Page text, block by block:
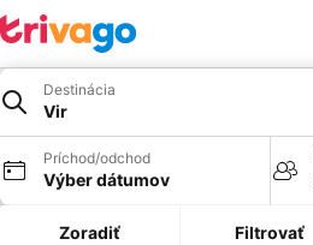
Destinácia
Vir
Príchod/odchod
Výber dátumov
Zoradiť Filtrovať